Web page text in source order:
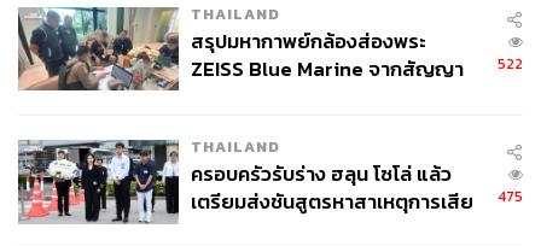
ประสิทธิภาพขึ้น ซึ่งเราสามารถหยิบตัวอย่างจากต่าง
ประเทศมาได้หลายประเทศ ใกล้ๆ นี้ก็สิงคโปร์ที่หยิบยืม
มาสักครึ่งหนึ่งในส่วนของการฝึกทบทวนและการเรียก
สุดท้ายอยากทำความเข้าใจอีกครั้งหนึ่งว่า การยกเลิก
การเกณฑ์ทหารไม่เท่ากับการยกเลิกทหาร มันแค่
เปลี่ยนวิธีการได้มาซึ่งทหาร ซึ่งเรื่องนี้จริงๆ เข้าใจไม่
THAILAND
สรุปมหากาพย์กล้องส่องพระ
ZEISS Blue Marine จากสัญญา
จ่ายหนี้-แอบระบุแบรนด์
522
THAILAND
ครอบครัวรับร่าง ฮลุน โซโล่ แล้ว
เตรียมส่งชันสูตรหาสาเหตุการเสีย
475